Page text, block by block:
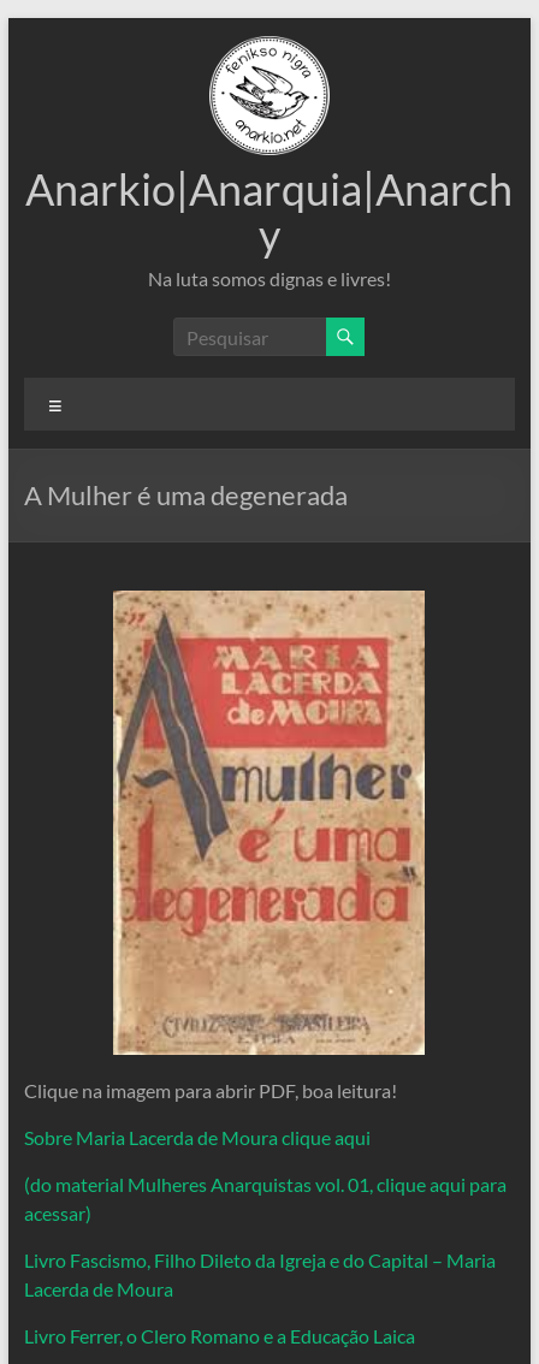
Anarkio|Anarquia|Anarch
y
Na luta somos dignas e livres!
A Mulher é uma degenerada
Clique na imagem para abrir PDF, boa leitura!
Sobre Maria Lacerda de Moura clique aqui
(do material Mulheres Anarquistas vol. 01, clique aqui para
acessar)
Livro Fascismo, Filho Dileto da Igreja e do Capital – Maria
Lacerda de Moura
Livro Ferrer, o Clero Romano e a Educação Laica